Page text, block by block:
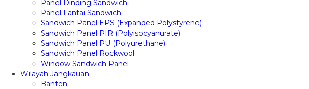
Panel Dinding Sandwich
Panel Lantai Sandwich
Sandwich Panel EPS (Expanded Polystyrene)
Sandwich Panel PIR (Polyisocyanurate)
Sandwich Panel PU (Polyurethane)
Sandwich Panel Rockwool
Window Sandwich Panel
Wilayah Jangkauan
Banten